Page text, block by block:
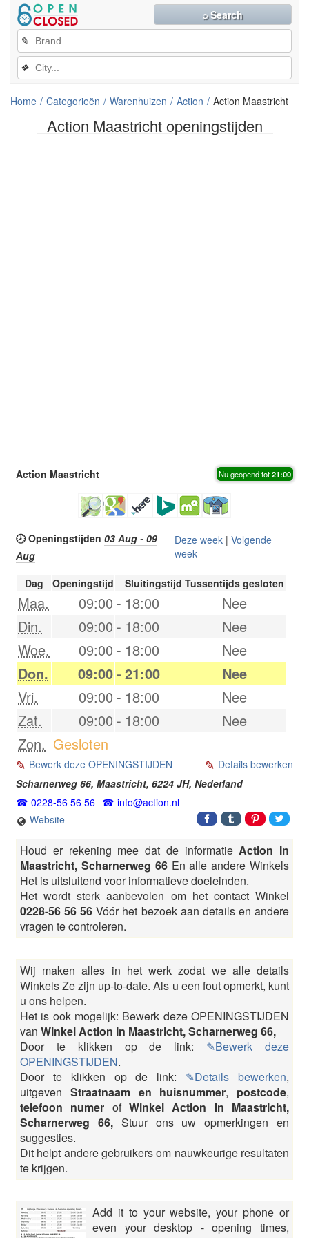
Action Maastricht openingstijden
✎
❖
⌕ Search
Home Categorieën Warenhuizen Action Action Maastricht
Action Maastricht Nu geopend tot21:00
🕗 Openingstijden 03 Aug - 09
Aug
Deze week| Volgende
week
Dag Openingstijd Sluitingstijd Tussentijds gesloten
Maa. 09:00 - 18:00
Nee
Din.
09:00 - 18:00
Nee
Woe.
09:00 - 18:00
Nee
Don.
09:00- 21:00
Nee
Vri.
09:00 - 18:00
Nee
Zat.
09:00 - 18:00
Nee
Zon. Gesloten
Bewerk deze OPENINGSTIJDEN
Details bewerken
Scharnerweg 66, Maastricht, 6224 JH, Nederland
0228-56 56 56
info@action.nl
Website
Houd er rekening mee dat de informatieAction In
Maastricht, Scharnerweg 66En alle andere Winkels
Het is uitsluitend voor informatieve doeleinden.
Het wordt sterk aanbevolen om het contact Winkel
0228-56 56 56 Vóór het bezoek aan details en andere
vragen te controleren.
Wij maken alles in het werk zodat we alle details
Winkels Ze zijn up-to-date. Als u een fout opmerkt, kunt
u ons helpen.
Het is ook mogelijk: Bewerk deze OPENINGSTIJDEN
van Winkel Action In Maastricht, Scharnerweg 66,
Door te klikken op de link: ✎Bewerk deze
OPENINGSTIJDEN.
Door te klikken op de link: ✎Details bewerken,
uitgeven Straatnaam en huisnummer, postcode,
telefoon numer ofWinkel Action In Maastricht,
Scharnerweg 66,Stuur ons uw opmerkingen en
suggesties.
Dit helpt andere gebruikers om nauwkeurige resultaten
te krijgen.
Add it to your website, your phone or
even your desktop - opening times,